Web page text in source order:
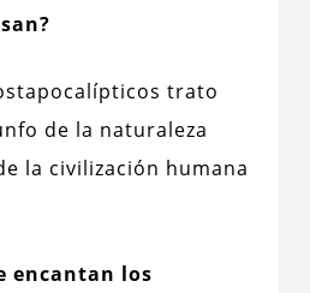
trato
de la naturaleza
la civilización humana
encantan los